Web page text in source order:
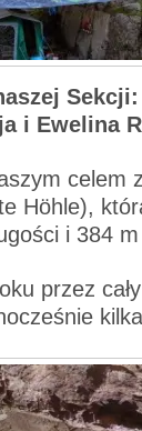
i Ewelina
celem
Höhle),
i 384 m
przez